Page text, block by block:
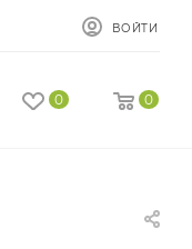
ВОЙТИ
0 0